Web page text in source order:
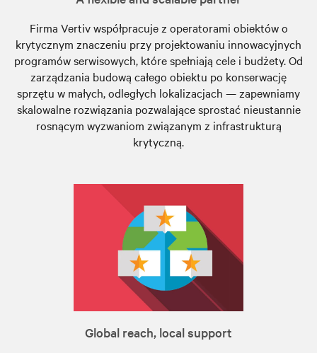
Firma Vertiv współpracuje z operatorami obiektów o
krytycznym znaczeniu przy projektowaniu innowacyjnych
programów serwisowych, które spełniają cele i budżety. Od
zarządzania budową całego obiektu po konserwację
sprzętu w małych, odległych lokalizacjach — zapewniamy
skalowalne rozwiązania pozwalające sprostać nieustannie
rosnącym wyzwaniom związanym z infrastrukturą
krytyczną.
Global reach, local support